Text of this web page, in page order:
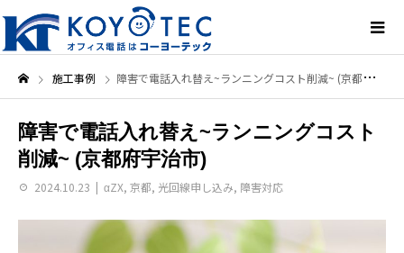
施工事例 障害で電話入れ替え~ランニングコスト削減~ (京都府宇治市)
障害で電話入れ替え~ランニングコスト
削減~ (京都府宇治市)
2024.10.23 αZX, 京都, 光回線申し込み, 障害対応